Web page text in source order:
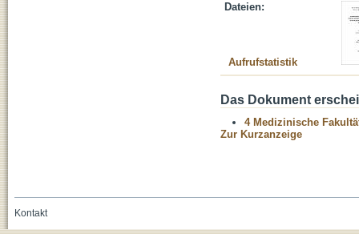
Dateien:
Aufrufstatistik
Das Dokument
4 Medizinische
Zur Kurzanzeige
Kontakt